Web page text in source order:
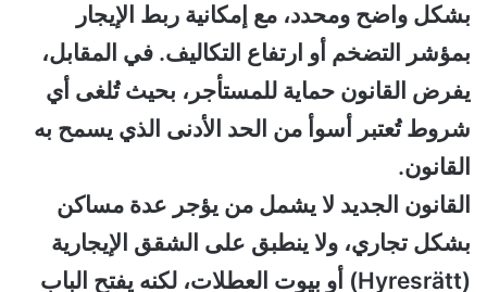
بشكل واضح ومحدد، مع إمكانية ربط الإيجار
بمؤشر التضخم أو ارتفاع التكاليف. في المقابل،
يفرض القانون حماية للمستأجر، بحيث تُلغى أي
شروط تُعتبر أسوأ من الحد الأدنى الذي يسمح به
القانون.
القانون الجديد لا يشمل من يؤجر عدة مساكن
بشكل تجاري، ولا ينطبق على الشقق الإيجارية
(Hyresrätt) أو بيوت العطلات، لكنه يفتح الباب